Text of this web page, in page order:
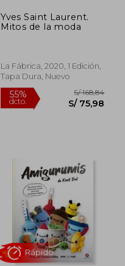
55%
dcto.
Yves Saint Laurent.
Mitos de la moda
La Fábrica, 2020, 1 Edición,
Tapa Dura, Nuevo